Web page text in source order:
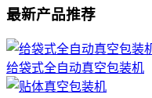
最新产品推荐
给袋式全自动真空包装机